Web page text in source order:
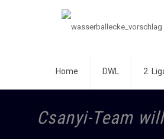
Home DWL 2.
Csanyi-Team